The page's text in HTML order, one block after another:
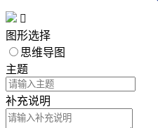

图形选择
思维导图
主题
补充说明